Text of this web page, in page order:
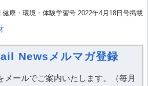
健康・環境・体験学習号 2022年4月18 日号掲載
Newsメルマガ登録
メールでご案内いたします。（毎月